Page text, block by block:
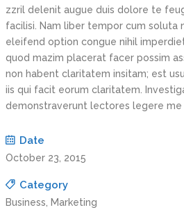
zzril delenit augue duis dolore te
facilisi. Nam liber tempor cum soluta
eleifend option congue nihil
quod mazim placerat facer possim
non habent claritatem insitam; est
iis qui facit eorum claritatem.
demonstraverunt lectores legere me
Date
October 23, 2015
Category
Business, Marketing